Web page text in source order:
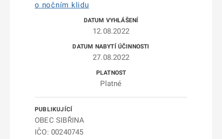
o nočním klidu
12.08.2022
27.08.2022
Platné
OBEC SIBŘINA
IČO: 00240745